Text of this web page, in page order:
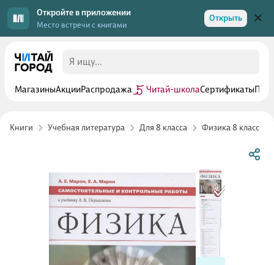
Откройте в приложении
Место встречи с книгами
Открыть
МагазиныАкцииРаспродажа Читай-школаСертификаты
Книги Учебная литература Для 8 класса Физика 8 класс